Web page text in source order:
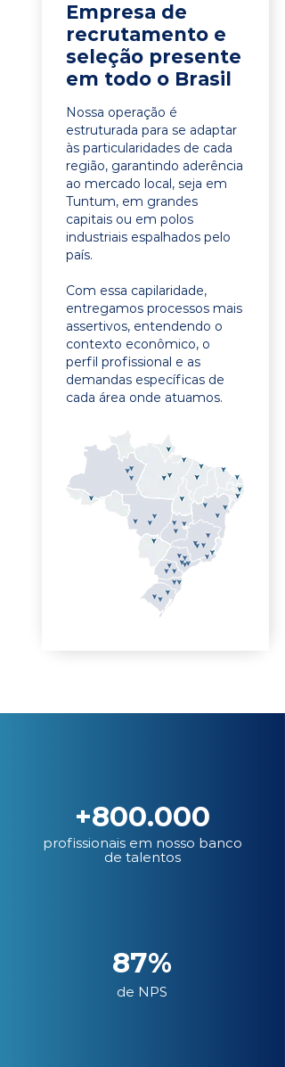
Empresa de
recrutamento e
seleção presente
em todo o Brasil
Nossa operação é
estruturada para se adaptar
às particularidades de cada
região, garantindo aderência
ao mercado local, seja em
Tuntum, em grandes
capitais ou em polos
industriais espalhados pelo
país.
Com essa capilaridade,
entregamos processos mais
assertivos, entendendo o
contexto econômico, o
perfil profissional e as
demandas específicas de
cada área onde atuamos.
+800.000
profissionais em nosso banco
de talentos
87%
de NPS